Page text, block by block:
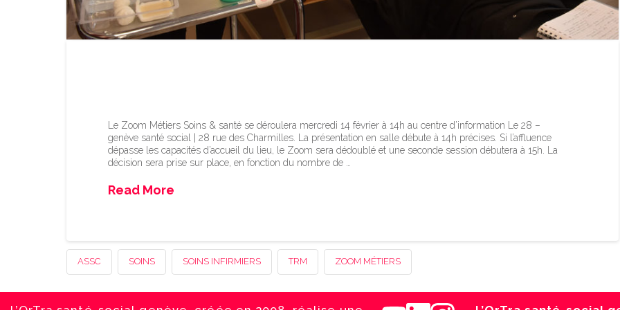
Le Zoom Métiers Soins & santé se déroulera mercredi 14 février à 14h au centre d’information Le 28 –
genève santé social | 28 rue des Charmilles. La présentation en salle débute à 14h précises. Si l’affluence
dépasse les capacités d’accueil du lieu, le Zoom sera dédoublé et une seconde session débutera à 15h. La
décision sera prise sur place, en fonction du nombre de …
Read More
ASSC SOINS SOINS INFIRMIERS TRM ZOOM MÉTIERS